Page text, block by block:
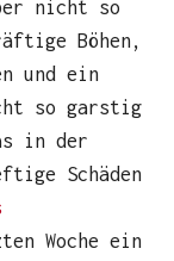
nicht so
Böhen,
und ein
so garstig
in der
Schäden
Woche ein